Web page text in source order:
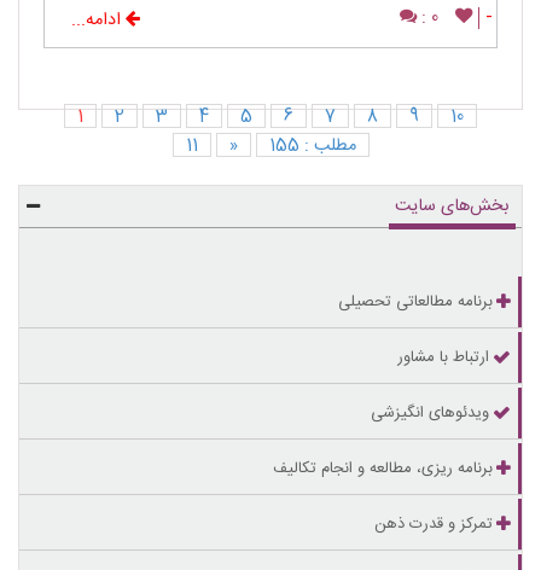
-
0 : ادامه...
1 2 3 4 5 6 7 8 9
10
11
« مطلب : 155
بخش‌های سایت
برنامه مطالعاتی تحصیلی
ارتباط با مشاور
ویدئوهای انگیزشی
برنامه ریزی، مطالعه و انجام تکالیف
تمرکز و قدرت ذهن